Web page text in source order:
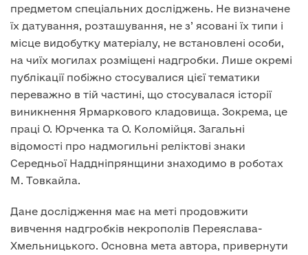
предметом спеціальних досліджень. Не визначене
їх датування, розташування, не з’ ясовані їх типи і
місце видобутку матеріалу, не встановлені особи,
на чиїх могилах розміщені надгробки. Лише окремі
публікації побіжно стосувалися цієї тематики
переважно в тій частині, що стосувалася історії
виникнення Ярмаркового кладовища. Зокрема, це
праці О. Юрченка та О. Коломійця. Загальні
відомості про надмогильні реліктові знаки
Середньої Наддніпрянщини знаходимо в роботах
М. Товкайла.
Дане дослідження має на меті продовжити
вивчення надгробків некрополів Переяслава-
Хмельницького. Основна мета автора, привернути